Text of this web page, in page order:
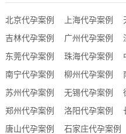
北京代孕案例 上海代孕案例
吉林代孕案例
广州代孕案例
东莞代孕案例
珠海代孕案例
南宁代孕案例
柳州代孕案例
苏州代孕案例
无锡代孕案例
郑州代孕案例
洛阳代孕案例
唐山代孕案例
石家庄代孕案例